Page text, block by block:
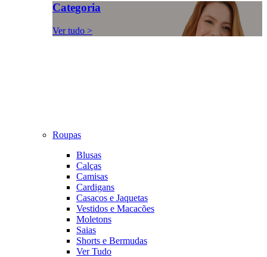
Categoria
Ver tudo >
Roupas
Blusas
Calças
Camisas
Cardigans
Casacos e Jaquetas
Vestidos e Macacões
Moletons
Saias
Shorts e Bermudas
Ver Tudo